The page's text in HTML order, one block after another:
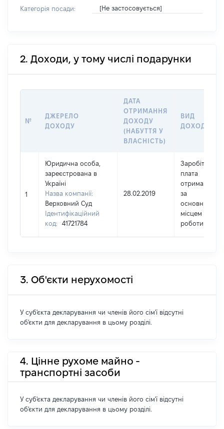
Категорія посади: [Не застосовується]
2. Доходи, у тому числі подарунки
№
ДЖЕРЕЛО
ДОХОДУ
ДАТА
ОТРИМАННЯ
ДОХОДУ
(НАБУТТЯ У
ВЛАСНІСТЬ)
ВИД
ДОХОДУ
1
Юридична особа,
зареєстрована в
Україні
Назва компанії:
Верховний Суд
Ідентифікаційний
код:
41721784
28.02.2019
Заробітна
плата
отримана
за
основним
місцем
роботи
3. Об'єкти нерухомості
У суб'єкта декларування чи членів його сім'ї відсутні
об'єкти для декларування в цьому розділі.
4. Цінне рухоме майно -
транспортні засоби
У суб'єкта декларування чи членів його сім'ї відсутні
об'єкти для декларування в цьому розділі.